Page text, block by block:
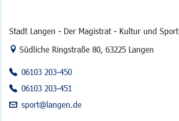
Stadt Langen - Der Magistrat - Kultur und Sport
Link zur Google-Maps Navigation
Südliche Ringstraße 80 63225 Langen
06103 203-450
06103 203-451
sport@langen.de